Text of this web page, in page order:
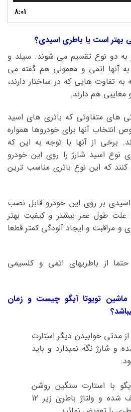
8:01
بهتر است یا باطری اسیدی؟
به دو نوع تقسیم می شوند. سیلد و
آنها اتمی و معمولی هم گفته می
تفاوت هایی که در ساختار دارند،
معایبی هم دارند.
های متفاوتی که باتری های اسید
انتخاب آنها برای خودروها همواره
برخی از آنها با توجه به این که
نوع اسید شارژ را روی این خودرو
که این نوع باتری مناسب ترین
بر روی این خودرو قابل نصب
طول عمر بیشتر و کیفیت بهتر
و مراقبت و ایجاد آلودگی کمتر قطعا
حتما از باطریهای اتمی و کلسیمی
تویوتا آیگو چیست و زمان
مدتی خوابیدن دیگر استارت
و شارژ نگه نمیدارد و باید
با استارت سنگین روشن
میشود باطری ضعیف شده و ولتاژ باطری زیر ۱۲